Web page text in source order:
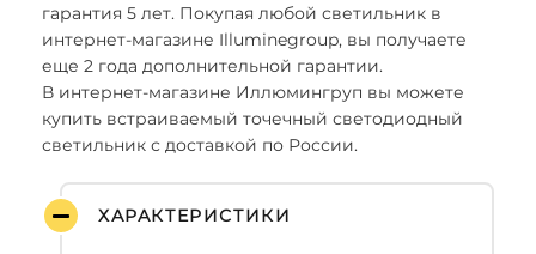
гарантия 5 лет. Покупая любой светильник в
интернет-магазине Illuminegroup, вы получаете
еще 2 года дополнительной гарантии.
В интернет-магазине Иллюмингруп вы можете
купить встраиваемый точечный светодиодный
светильник с доставкой по России.
ХАРАКТЕРИСТИКИ